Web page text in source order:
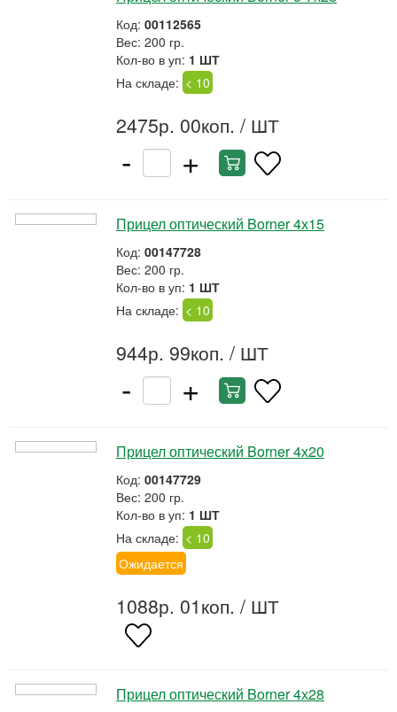
Код: 00112565
Вес: 200 гр.
Кол-во в уп: 1 ШТ
На складе: < 10
2475р. 00коп. / ШТ
- +
Прицел оптический Borner 4х15
Код: 00147728
Вес: 200 гр.
Кол-во в уп: 1 ШТ
На складе: < 10
944р. 99коп. / ШТ
- +
Прицел оптический Borner 4х20
Код: 00147729
Вес: 200 гр.
Кол-во в уп: 1 ШТ
На складе: < 10
Ожидается
1088р. 01коп. / ШТ
Прицел оптический Borner 4х28